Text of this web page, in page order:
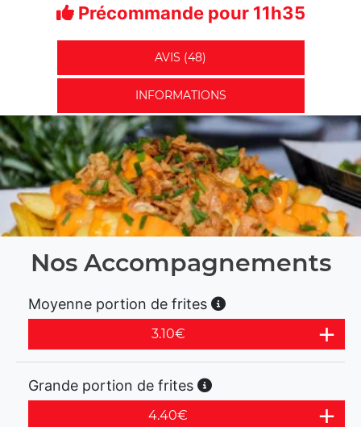
Précommande pour 11h35
AVIS (48)
INFORMATIONS
Nos Accompagnements
Moyenne portion de frites
3.10€
Grande portion de frites
4.40€